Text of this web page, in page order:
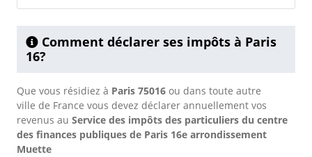
Comment déclarer ses impôts à Paris
16?
Que vous résidiez à Paris 75016 ou dans toute autre
ville de France vous devez déclarer annuellement vos
revenus au Service des impôts des particuliers du centre
des finances publiques de Paris 16e arrondissement
Muette